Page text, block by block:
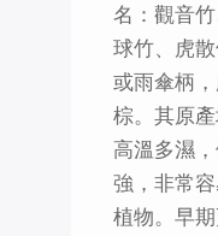
名：觀音
球竹、虎
或雨傘柄
棕。其原
高溫多濕
強，非常
植物。早